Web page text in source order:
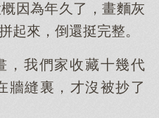
因為年久了，畫麵灰
起來，倒還挺完整。
，我們家收藏十幾代
牆縫裏，才沒被抄了